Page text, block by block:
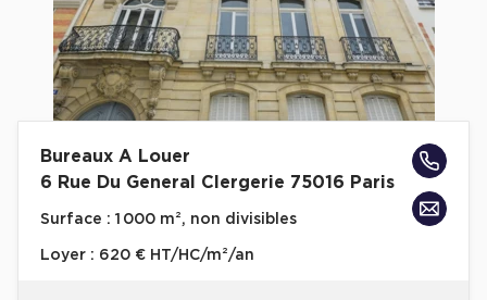
Bureaux A Louer
6 Rue Du General Clergerie 75016 Paris
Surface : 1 000 m², non divisibles
Loyer : 620 € HT/HC/m²/an